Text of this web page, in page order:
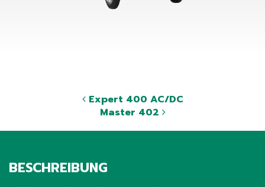
Expert 400 AC/DC
Master 402
BESCHREIBUNG